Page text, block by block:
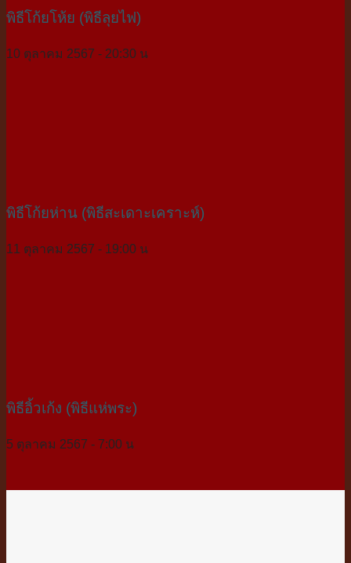
พิธีโก้ยโห้ย (พิธีลุยไฟ)
10 ตุลาคม 2567 - 20:30 น
พิธีโก้ยห่าน (พิธีสะเดาะเคราะห์)
11 ตุลาคม 2567 - 19:00 น
พิธีอิ้วเก้ง (พิธีแห่พระ)
5 ตุลาคม 2567 - 7:00 น